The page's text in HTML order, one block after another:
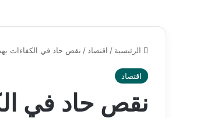
الرئيسية / اقتصاد / نقص حاد في الكفاءات
اقتصاد
نقص حاد في